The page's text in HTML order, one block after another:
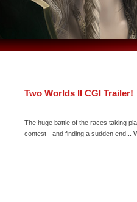
Two Worlds II CGI Trailer!
The huge battle of the races taking
contest - and finding a sudden end...